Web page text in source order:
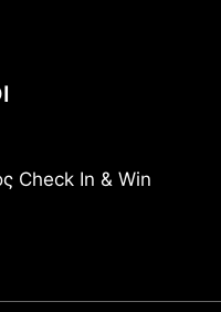
Check In & Win